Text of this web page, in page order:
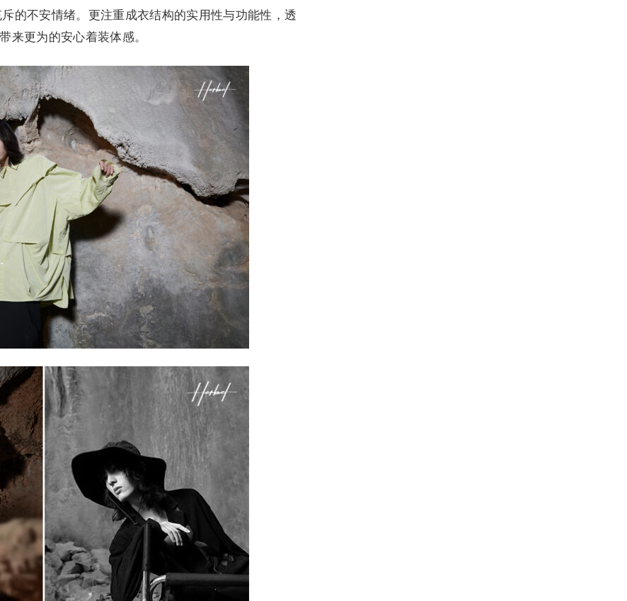
的不安情绪。更注重成衣结构的实用性与功能性，透
来更为的安心着装体感。